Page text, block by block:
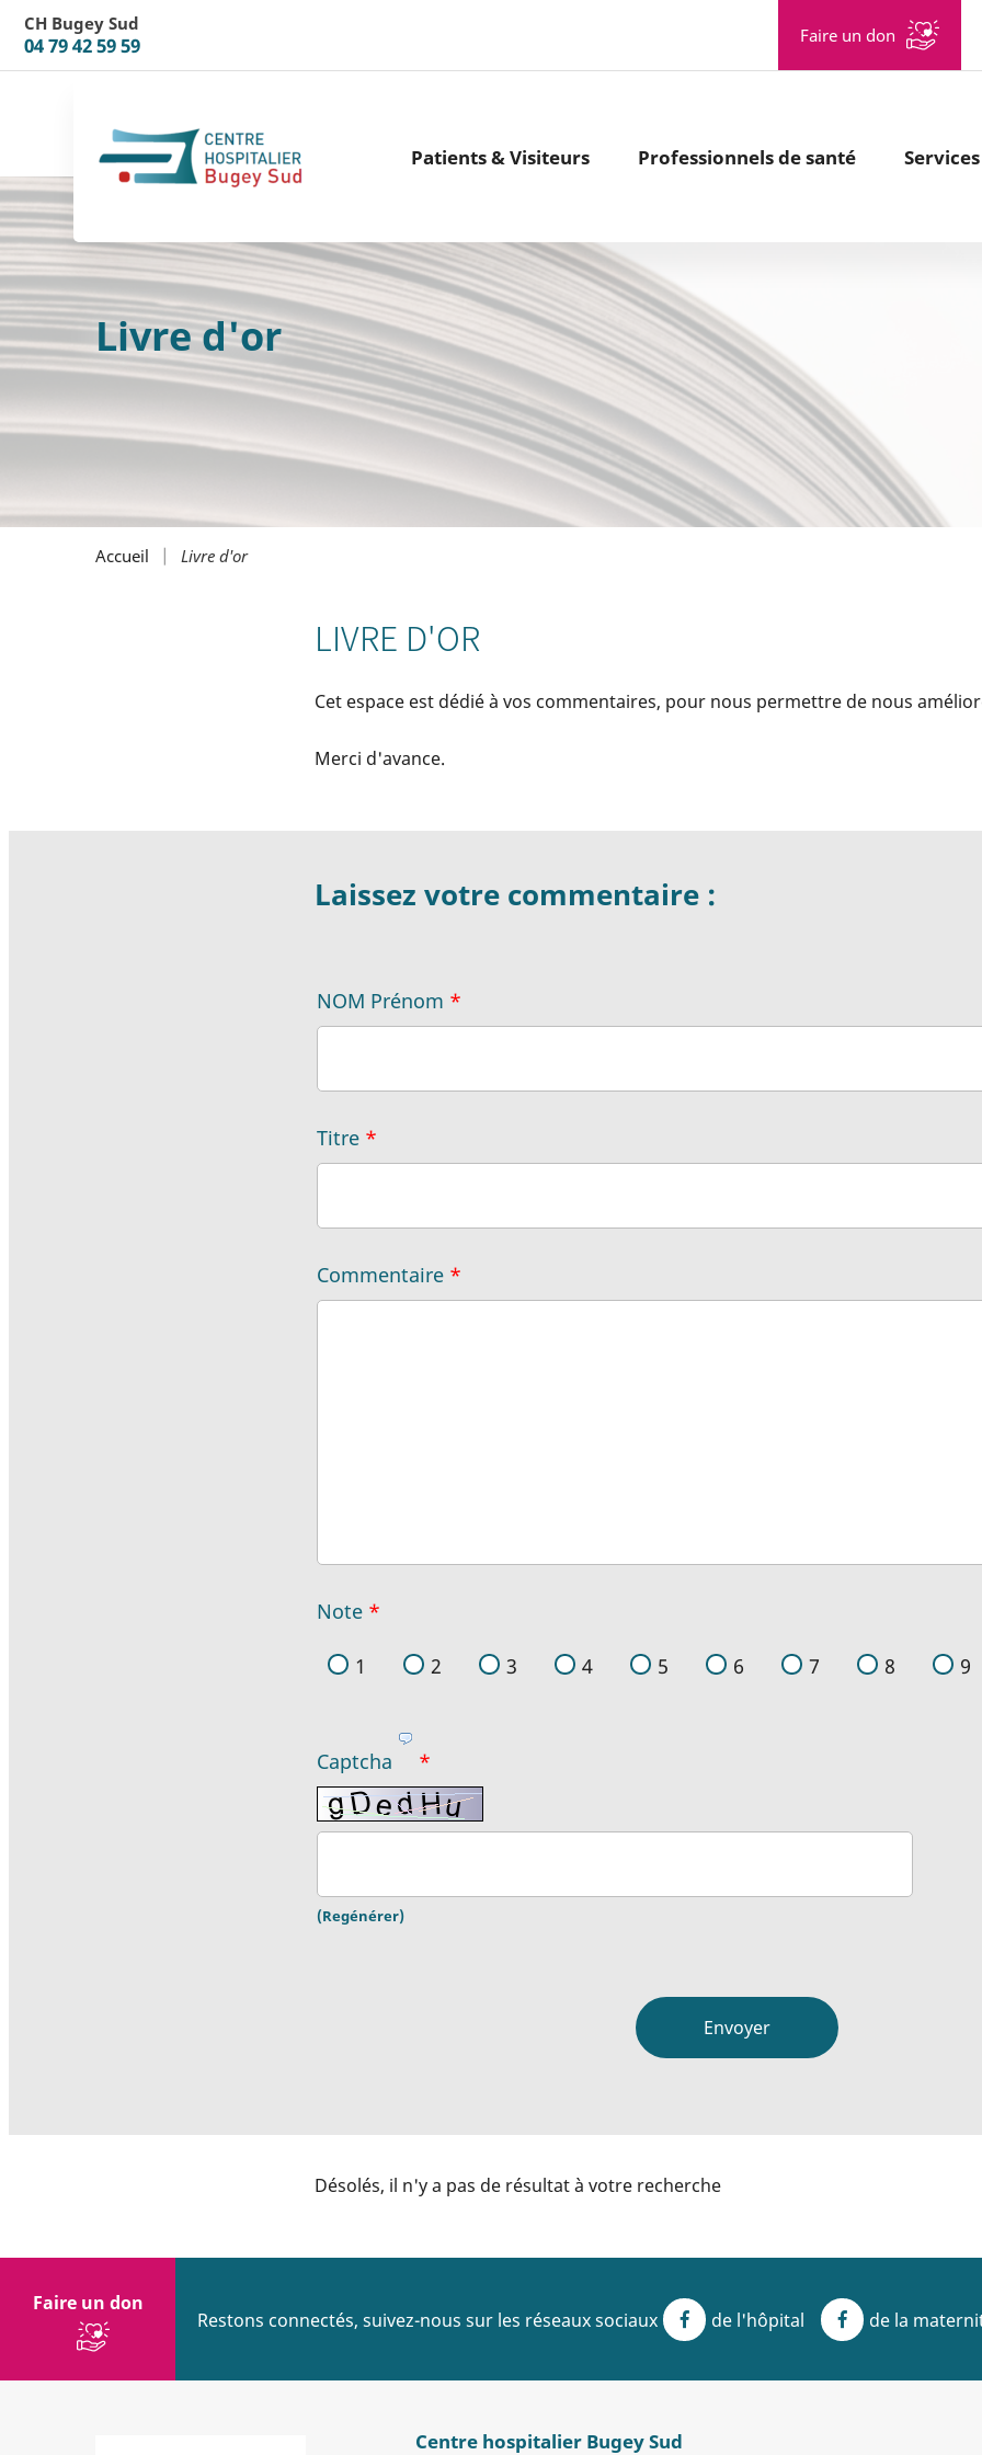
CH Bugey Sud
04 79 42 59 59 Faire un don
Patients & Visiteurs Professionnels de santé Services
Livre d'or
Accueil Livre d'or
LIVRE D'OR
Cet espace est dédié à vos commentaires, pour nous permettre de nous
Merci d'avance.
Laissez votre commentaire :
coordonnées
NOM Prénom *
Titre *
Commentaire *
Note *
1 2 3 4 5 6 7 8 9
Captcha *
(Regénérer)
Désolés, il n'y a pas de résultat à votre recherche
Faire un don
Restons connectés, suivez-nous sur les réseaux sociaux
Facebook
de l'hôpital
Facebook
de la
Centre hospitalier Bugey Sud